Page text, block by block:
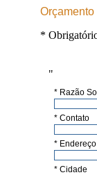
*
"
* Razão
* Contato
* Endereço
* Cidade